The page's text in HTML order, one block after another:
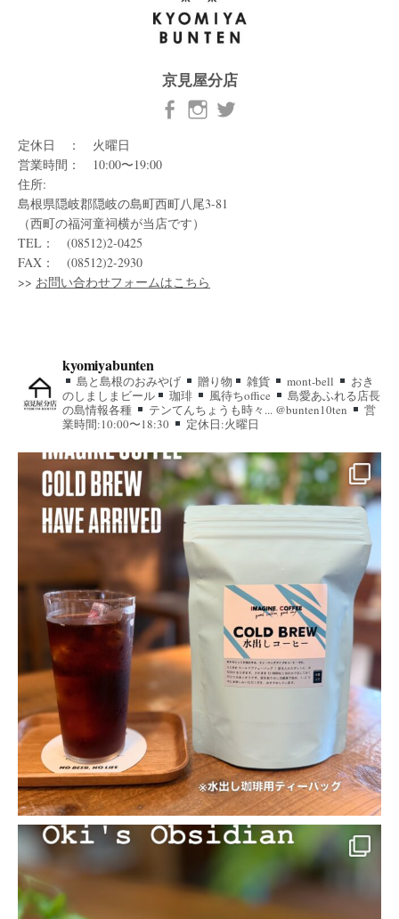
京見屋分店
定休日 ： 火曜日
営業時間： 10:00〜19:00
住所:
島根県隠岐郡隠岐の島町西町八尾3-81
（西町の福河童祠横が当店です）
TEL： (08512)2-0425
FAX： (08512)2-2930
>> お問い合わせフォームはこちら
kyomiyabunten
島と島根のおみやげ 贈り物 雑貨 mont-bell
おき
のしましまビール
珈琲 風待ちoffice
島愛あふれる店長
の島情報各種
テンてんちょうも時々... @bunten10ten
営
業時間:10:00〜18:30
定休日:火曜日